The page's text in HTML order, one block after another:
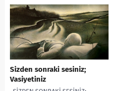
edinmiş YGS sınavını atlattık....
Sizden sonraki sesiniz;
Vasiyetiniz